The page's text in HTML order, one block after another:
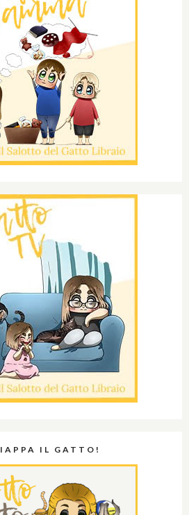
IL GATTO!